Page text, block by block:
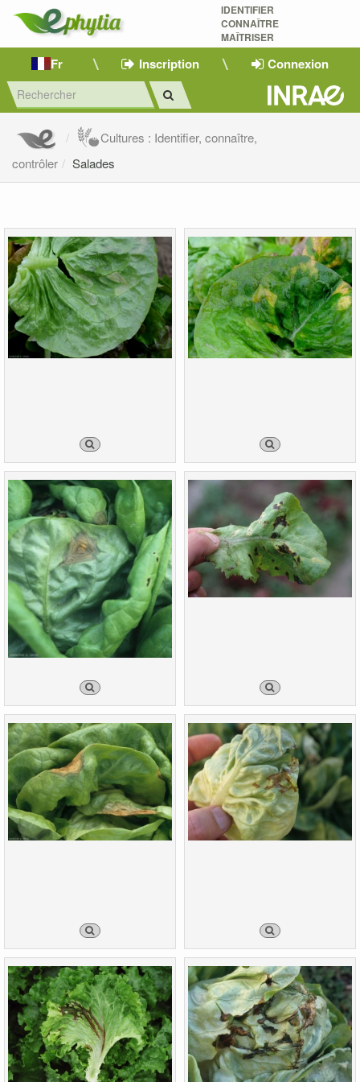
IDENTIFIER
CONNAÎTRE
MAÎTRISER
Fr Inscription Connexion
Cultures : Identifier, connaître,
contrôler
Salades